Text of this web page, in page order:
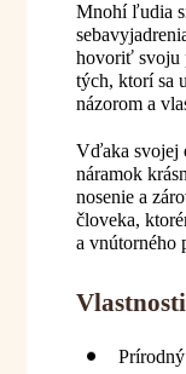
Mnohí ľudia
hovoriť svoju
tých, ktorí sa
názorom a
Vďaka svojej
náramok
nosenie a
človeka,
a vnútorného